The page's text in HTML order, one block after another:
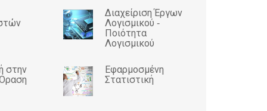
Διαχείριση Έργων
Λογισμικού ‐
Ποιότητα
Λογισμικού
στην
Εφαρμοσμένη
Στατιστική